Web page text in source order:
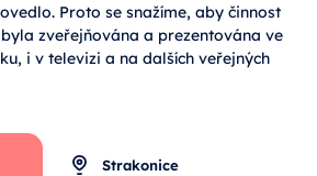
Proto se snažíme, aby činnost
zveřejňována a prezentována ve
i v televizi a na dalších veřejných
Strakonice